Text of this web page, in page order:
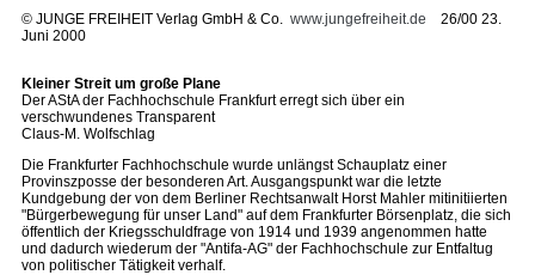
© JUNGE FREIHEIT Verlag GmbH & Co. www.jungefreiheit.de 26/00 23.
Juni 2000
Kleiner Streit um große Plane
Der AStA der Fachhochschule Frankfurt erregt sich über ein
verschwundenes Transparent
Claus-M. Wolfschlag
Die Frankfurter Fachhochschule wurde unlängst Schauplatz einer
Provinszposse der besonderen Art. Ausgangspunkt war die letzte
Kundgebung der von dem Berliner Rechtsanwalt Horst Mahler mitinitiierten
"Bürgerbewegung für unser Land" auf dem Frankfurter Börsenplatz, die sich
öffentlich der Kriegsschuldfrage von 1914 und 1939 angenommen hatte
und dadurch wiederum der "Antifa-AG" der Fachhochschule zur Entfaltug
von politischer Tätigkeit verhalf.